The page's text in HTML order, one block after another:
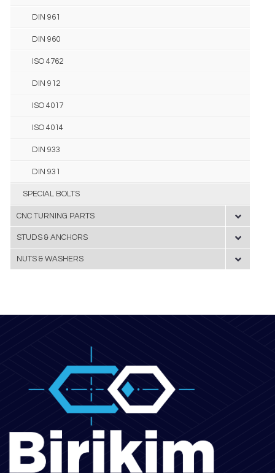
DIN 961
DIN 960
ISO 4762
DIN 912
ISO 4017
ISO 4014
DIN 933
DIN 931
SPECIAL BOLTS
CNC TURNING PARTS
STUDS & ANCHORS
NUTS & WASHERS